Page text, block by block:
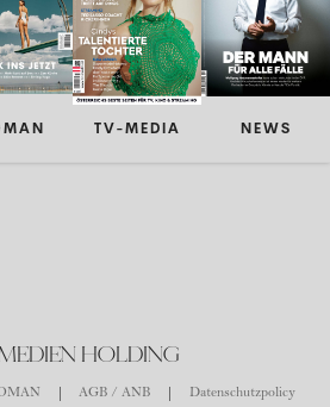
TV-MEDIA NEWS
HOLDING
AGB / ANB Datenschutzpolicy